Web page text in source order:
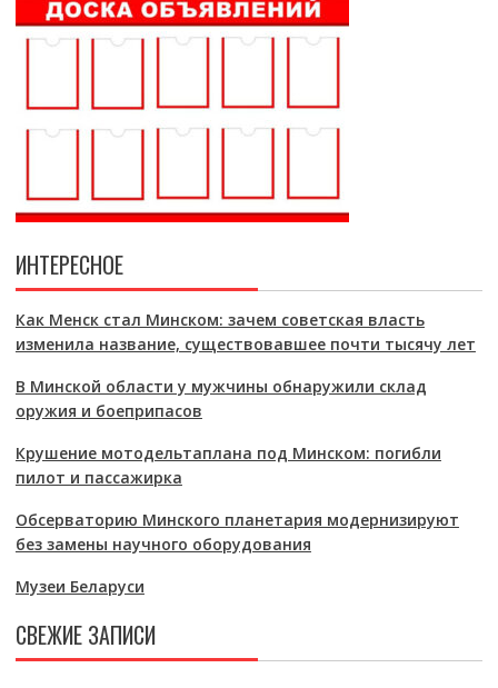
ИНТЕРЕСНОЕ
Как Менск стал Минском: зачем советская власть
изменила название, существовавшее почти тысячу лет
В Минской области у мужчины обнаружили склад
оружия и боеприпасов
Крушение мотодельтаплана под Минском: погибли
пилот и пассажирка
Обсерваторию Минского планетария модернизируют
без замены научного оборудования
Музеи Беларуси
СВЕЖИЕ ЗАПИСИ